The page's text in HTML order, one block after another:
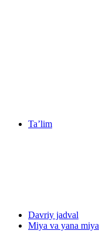
Ta’lim
Davriy jadval
Miya va yana miya